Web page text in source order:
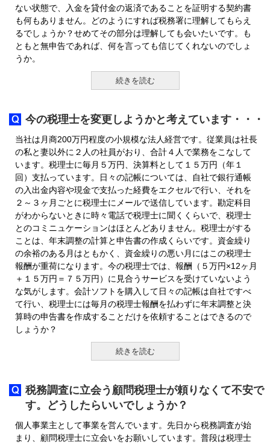
ない状態で、入金を貸付金の返済であることを証明する契約書
も何もありません。どのようにすれば税務署に理解してもらえ
るでしょうか？せめてその部分は理解しても会いたいです。も
ともと無申告であれば、何を言っても信じてくれないのでしょ
うか。
続きを読む
今の税理士を変更しようかと考えています・・・
当社は月商200万円程度の小規模な法人経営です。従業員は社長
の私と妻以外に２人の社員がおり、合計４人で業務をこなして
います。税理士に毎月５万円、決算料として１５万円（年１
回）支払っています。日々の記帳については、自社で銀行通帳
の入出金内容や現金で支払った経費をエクセルで行い、それを
２～３ヶ月ごとに税理士にメールで送信しています。勘定科目
がわからないときに時々電話で税理士に聞くくらいで、税理士
とのコミニュケーションはほとんどありません。税理士がする
ことは、年末調整の計算と申告書の作成くらいです。資金繰り
の余裕のある月はともかく、資金繰りの悪い月にはこの税理士
報酬が重荷になります。今の税理士では、報酬（５万円×12ヶ月
＋１５万円＝７５万円）に見合うサービスを受けていないよう
な気がします。会計ソフトを購入して日々の記帳は自社ですべ
て行い、税理士には毎月の税理士報酬を払わずに年末調整と決
算時の申告書を作成することだけを依頼することはできるので
しょうか？
続きを読む
税務調査に立会う顧問税理士が頼りなくて不安で
す。どうしたらいいでしょうか？
個人事業主として事業を営んでいます。先日から税務調査が始
まり、顧問税理士に立会いをお願いしています。普段は税理士